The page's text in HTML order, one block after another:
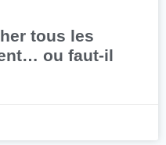
tous les
ou faut-il